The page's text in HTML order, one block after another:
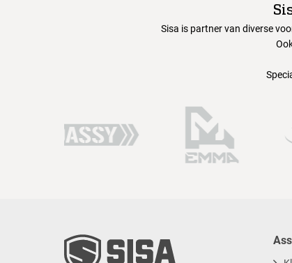
Sisa is partner van diverse